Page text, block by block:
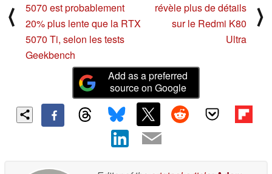
⟨
5070 est probablement
20% plus lente que la RTX
5070 Ti, selon les tests
Geekbench
révèle plus de détails
sur le Redmi K80
Ultra
⟩
Add as a preferred
source on Google